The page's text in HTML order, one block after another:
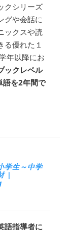
クシリーズ
グや会話に
ックスや読
る優れた１
年以降にお
ックレベル
語を2年間で
学生～中学
|
語指導者に